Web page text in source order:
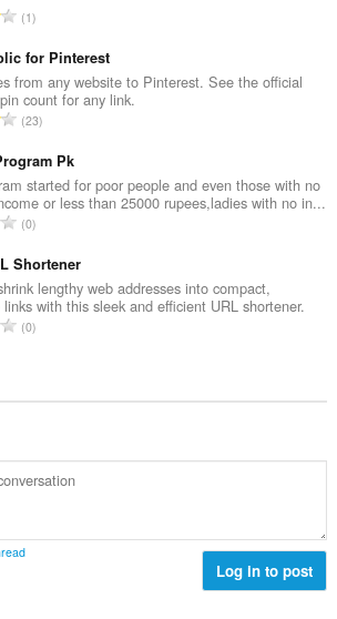
數
評
的
總
次
數
1
for Pinterest
from any website to Pinterest. See the official
count for any link.
評
的
總
次
數
23
Pk
started for poor people and even those with no
or less than 25000 rupees,ladies with no in...
評
的
總
次
數
0
Shortener
lengthy web addresses into compact,
links with this sleek and efficient URL shortener.
評
:
0
Log in to post